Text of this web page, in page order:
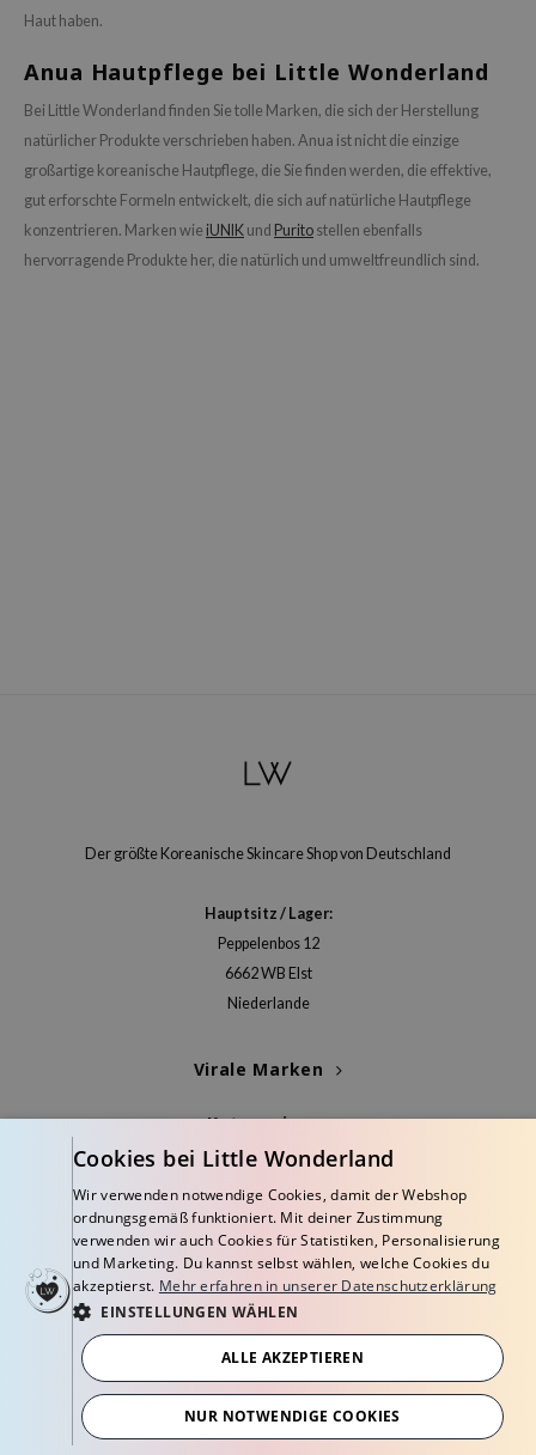
Haut haben.
Anua Hautpflege bei Little Wonderland
Bei Little Wonderland finden Sie tolle Marken, die sich der Herstellung
natürlicher Produkte verschrieben haben. Anua ist nicht die einzige
großartige koreanische Hautpflege, die Sie finden werden, die effektive,
gut erforschte Formeln entwickelt, die sich auf natürliche Hautpflege
konzentrieren. Marken wie iUNIK und Purito stellen ebenfalls
hervorragende Produkte her, die natürlich und umweltfreundlich sind.
Der größte Koreanische Skincare Shop von Deutschland
Hauptsitz / Lager:
Peppelenbos 12
6662 WB Elst
Niederlande
Virale Marken
Kategorien
Info
Geschäftsbedingungen Datenschutzerklärung Widerrufsbelehrung
Cookies bei Little Wonderland
Wir verwenden notwendige Cookies, damit der Webshop
ordnungsgemäß funktioniert. Mit deiner Zustimmung
verwenden wir auch Cookies für Statistiken, Personalisierung
und Marketing. Du kannst selbst wählen, welche Cookies du
akzeptierst. Mehr erfahren in unserer Datenschutzerklärung
EINSTELLUNGEN WÄHLEN
ALLE AKZEPTIEREN
NUR NOTWENDIGE COOKIES